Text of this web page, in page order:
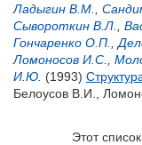
Ладыгин В.М.
Сывороткин В.Л.
Гончаренко О.П.
Ломоносов И.С.
И.Ю. (1993)
Белоусов В.И.
Этот